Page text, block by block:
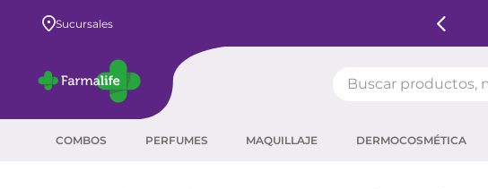
Sucursales
COMBOS PERFUMES MAQUILLAJE DERMOCOSMÉTICA